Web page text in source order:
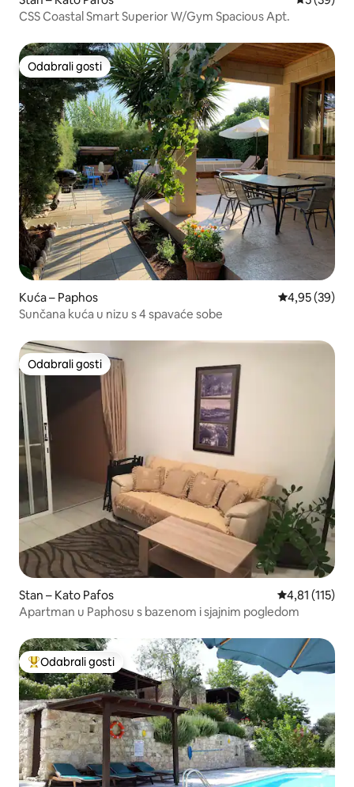
CSS Coastal Smart Superior W/Gym Spacious Apt.
Odabrali gosti
Odabrali gosti
Kuća – Paphos Prosječna
4,95 (39)
Sunčana kuća u nizu s 4 spavaće sobe
Odabrali gosti
Odabrali gosti
Stan – Kato Pafos Prosječna
4,81 (115)
Apartman u Paphosu s bazenom i sjajnim pogledom
Među najviše rangiranima s oznakom „Odabrali gosti”
Odabrali gosti